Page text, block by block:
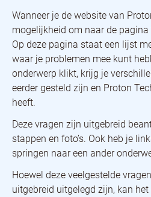
Wanneer je de website van
mogelijkheid om naar de pagina
Op deze pagina staat een lijst
waar je problemen mee kunt
onderwerp klikt, krijg je
eerder gesteld zijn en Proton
heeft.
Deze vragen zijn uitgebreid
stappen en foto’s. Ook heb je
springen naar een ander
Hoewel deze veelgestelde
uitgebreid uitgelegd zijn, kan het